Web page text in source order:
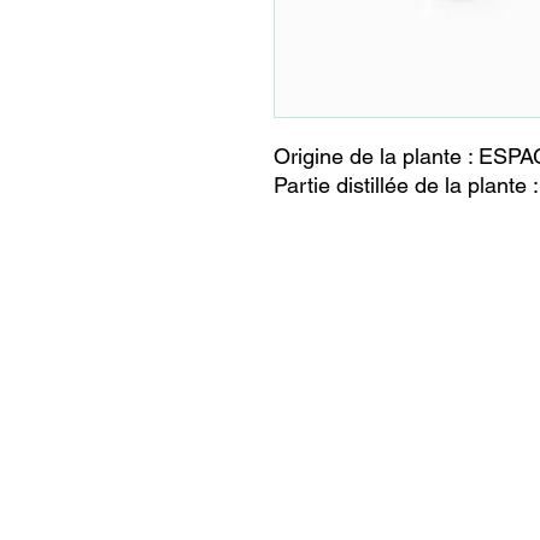
Origine de la plante :
Partie distillée de la plante